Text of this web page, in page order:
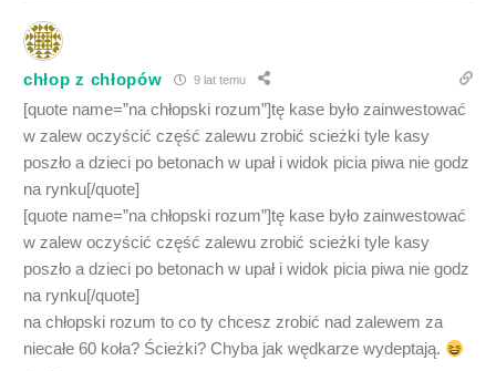
chłop z chłopów 9 lat temu
[quote name=”na chłopski rozum”]tę kase było zainwestować
w zalew oczyścić część zalewu zrobić scieżki tyle kasy
poszło a dzieci po betonach w upał i widok picia piwa nie godz
na rynku[/quote]
[quote name=”na chłopski rozum”]tę kase było zainwestować
w zalew oczyścić część zalewu zrobić scieżki tyle kasy
poszło a dzieci po betonach w upał i widok picia piwa nie godz
na rynku[/quote]
na chłopski rozum to co ty chcesz zrobić nad zalewem za
niecałe 60 koła? Ścieżki? Chyba jak wędkarze wydeptają.